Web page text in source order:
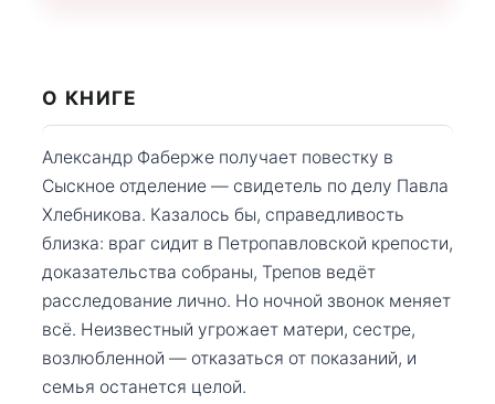
О КНИГЕ
Александр Фаберже получает повестку в
Сыскное отделение — свидетель по делу Павла
Хлебникова. Казалось бы, справедливость
близка: враг сидит в Петропавловской крепости,
доказательства собраны, Трепов ведёт
расследование лично. Но ночной звонок меняет
всё. Неизвестный угрожает матери, сестре,
возлюбленной — отказаться от показаний, и
семья останется целой.